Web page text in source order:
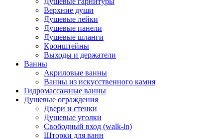
Верхние души
Душевые лейки
Душевые панели
Душевые шланги
Кронштейны
Выходы и держатели
Ванны
Акриловые ванны
Ванны из искусственного камня
Гидромассажные ванны
Душевые ограждения
Двери и стенки
Душевые уголки
Свободный вход (walk-in)
Шторки для ванн